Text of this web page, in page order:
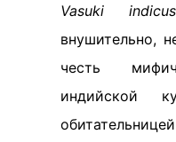
Vasuki indicus
внушительно,
честь
индийской